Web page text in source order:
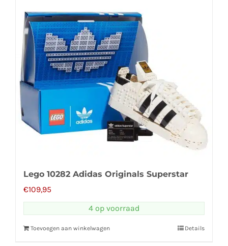
Lego 10282 Adidas Originals Superstar
€109,95
4 op voorraad
Toevoegen aan winkelwagen Details